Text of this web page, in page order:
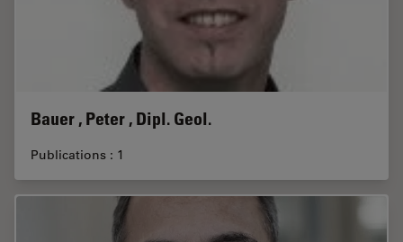
Bauer , Peter , Dipl. Geol.
Publications : 1